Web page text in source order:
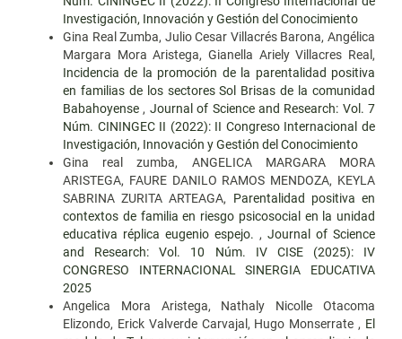
Investigación, Innovación y Gestión del Conocimiento
Gina Real Zumba, Julio Cesar Villacrés Barona, Angélica
Margara Mora Aristega, Gianella Ariely Villacres Real,
Incidencia de la promoción de la parentalidad positiva
en familias de los sectores Sol Brisas de la comunidad
Babahoyense, Journal of Science and Research: Vol. 7
Núm. CININGEC II (2022): II Congreso Internacional de
Investigación, Innovación y Gestión del Conocimiento
Gina real zumba, ANGELICA MARGARA MORA
ARISTEGA, FAURE DANILO RAMOS MENDOZA, KEYLA
SABRINA ZURITA ARTEAGA, Parentalidad positiva en
contextos de familia en riesgo psicosocial en la unidad
educativa réplica eugenio espejo. , Journal of Science
and Research: Vol. 10 Núm. IV CISE (2025): IV
CONGRESO INTERNACIONAL SINERGIA EDUCATIVA
2025
Angelica Mora Aristega, Nathaly Nicolle Otacoma
Elizondo, Erick Valverde Carvajal, Hugo Monserrate , El